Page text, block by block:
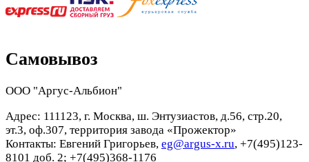
Самовывоз
ООО "Аргус-Альбион"
Адрес: 111123, г. Москва, ш. Энтузиастов, д.56, стр.20,
эт.3, оф.307, территория завода «Прожектор»
Контакты: Евгений Григорьев, eg@argus-x.ru, +7(495)123-
8101 доб. 2; +7(495)368-1176